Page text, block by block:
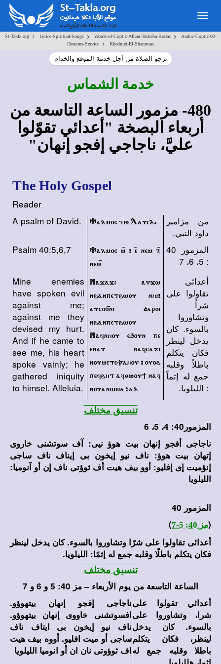
St-Takla.org> Lyrics-Spiritual-Songs> Words-of-Coptic-Alhan-Tasbeha-Kodas>
Arabic-Coptic-02-
Deacons-Service
> Khedmet-El-Shammas
نرجو الصلاة من أجل خدمة الموقع والخدام
خدمة الشماس
480- مزمور الساعة التاسعة من
أربعاء البصخة "أعدائي تقوّلوا
عليَّ، ناجاجي إفجو إنهان"
The Holy Gospel
Reader
A psalm of David.
Yalmoc tw Dauid.
من مزامير
داود النبي.
Psalm 40:5,6,7
Yalmoc m/ > e/ nem z/
nem /
المزمور 40
: 5، 6، 7
Mine enemies
have spoken evil
against me;
against me they
devised my hurt.
And if he came to
see me, his heart
spoke vainly; he
gathered iniquity
to himsel. Alleluia.
Najaji aujw
n\anpet\wou nhi>
aucosni 'aroi
n\anpet\wou
Nafnhou e'oun pe
enau nafcaji
noumetevlhou > ouo\
pef\ht afqwou; naf
nouanomia > al
أعدائى
تقاولوا على
شراً
وتشاوروا
بالسوء. كان
يدخل لينظر
فكان يتكلم
باطلاً وقلبه
جمع له إثماً
: الليلويا.
تنسيق مختلف
المزمور40: 4، 5، 6
ناجاجى أفجو إنهان بيت هوؤ نيى: آف سوتشنى خاروى
إتهان بيت هوؤ: ناف نيو إيخون بى إيناف ناف ساجى
إنؤميت إى إفليو: أوو بيف هيت أف ثوؤتى ناف إن أو آنوميا:
الليلويا
المزمور 40
(مز 40: 5-7
)
أعدائى تقاولوا على شرًا وتشاوروا بالسوء. كان يدخل لينظر
فكان يتكلم باطلًا وقلبه جمع له إثمًا: الليلويا.
تنسيق مختلف
الساعة التاسعة من يوم الأربعاء – مز 40: 5 و 6 و 7
أعدائي تقولوا على
شرا، وتشاوروا على
بالسوء. كان يدخل
لينظر، فكان يتكلم
باطلا وقلبه جمع له
ناجاجى إفجو إنهان بيتهوؤو.
افسوتشنى خاووى إنهان بيتهوؤو.
ناف نيو إيخون بى ايتاف ناف
ساجى أو ميت افليو. أووه بيف هيت
اف ثوؤوتى نان ان أو انوميا الليلويا